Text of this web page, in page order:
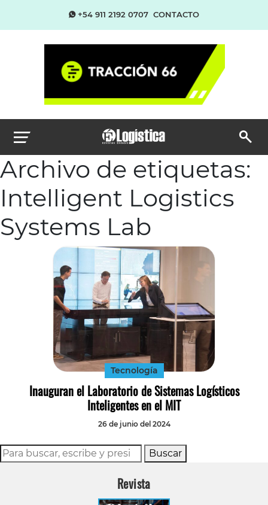
+54 911 2192 0707 CONTACTO
Archivo de etiquetas:
Intelligent Logistics
Systems Lab
Tecnología
Inauguran el Laboratorio de Sistemas Logísticos
Inteligentes en el MIT
26 de junio del 2024
Buscar
Revista